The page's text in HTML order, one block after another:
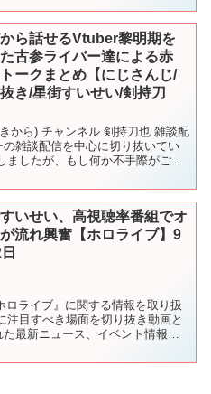
ら話せるVtuber黎明期を
古参ライバー達による赤
ークまとめ【にじさんじ/
き/星街すいせい/剣持刀
から) チャンネル 剣持刀也 雑談配
雑談配信を中心に切り抜いてい
したが、もし何か不手際がござ
いせい、高視聴率番組でオ
流れ興奮【ホロライブ】9
ロライブ』に関する情報を取り扱
目すべき場面を切り抜き動画と
最新ニュース、イベント情報、